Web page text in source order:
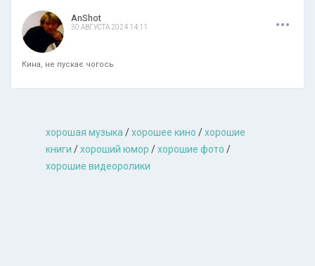
AnShot
30 АВГУСТА 2024 14:11 ...
Кина, не пускає чогось
хорошая музыкa /хорошее кино /хорошие
книги /хороший юмор /хорошие фото /
хорошие видеоролики